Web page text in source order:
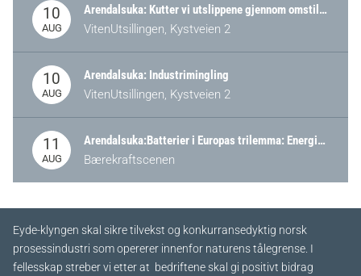
10
AUG
Arendalsuka: Kutter vi utslippene gjennom omstilling – eller tap av industri?
VitenUtsillingen, Kystveien 2
10
AUG
Arendalsuka: Industrimingling
VitenUtsillingen, Kystveien 2
11
AUG
Arendalsuka:Batterier i Europas trilemma: Energisikkerhet, konkurransekraft og bærekraft (Battery Norway-arrangement)
Bærekraftscenen
Eyde-klyngen skal sikre tilvekst og konkurransedyktig norsk
prosessindustri som opererer innenfor naturens tålegrense. I
fellesskap streber vi etter at bedriftene skal gi positivt bidrag